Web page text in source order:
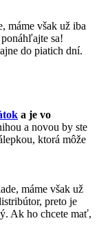
máme však už iba
sa!
do piatich dní.
a je vo
a novou by ste
ktorá môže
máme však už
preto je
Ak ho chcete mať,